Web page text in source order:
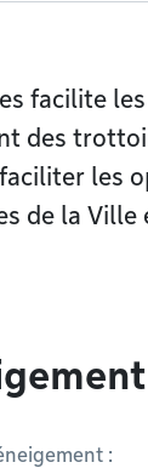
facilite
des
les
de la Ville
: